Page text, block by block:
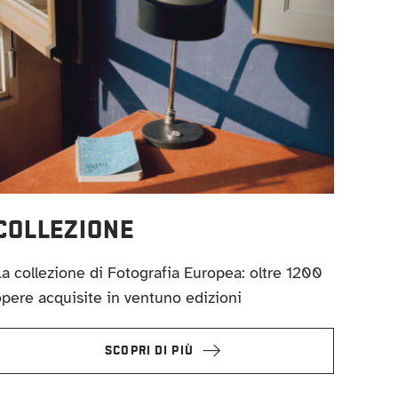
collezione di Fotografia Europea: oltre 1200
acquisite in ventuno edizioni
SCOPRI DI PIÙ